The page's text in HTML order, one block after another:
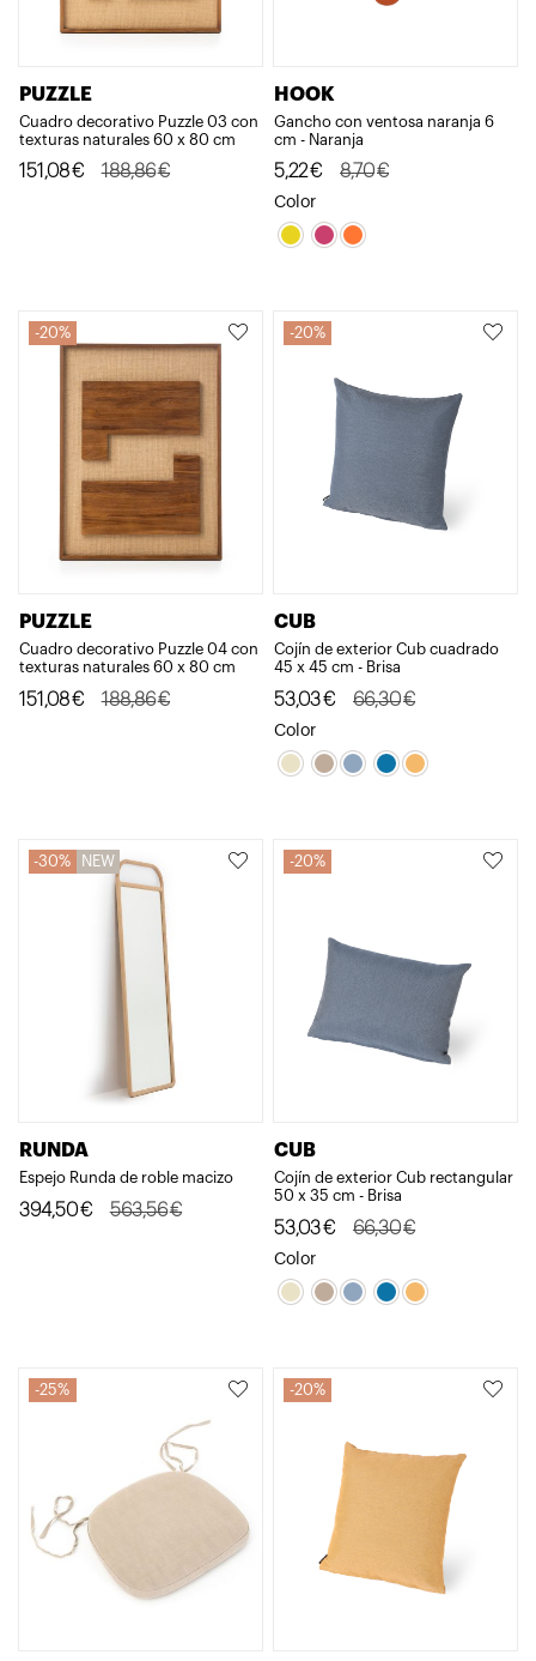
PUZZLE
Cuadro decorativo Puzzle 03 con
texturas naturales 60 x 80 cm
188,86€
El
151,08€
El
HOOK
Gancho con ventosa naranja 6
cm - Naranja
8,70€
El
precio
original
5,22€
El
precio
actual
Color
20%
PUZZLE
Cuadro decorativo Puzzle 04 con
texturas naturales 60 x 80 cm
188,86€
El
151,08€
El
20%
CUB
Cojín de exterior Cub cuadrado
45 x 45 cm - Brisa
66,30€
El
precio
original
53,03€
El
precio
actual
Color
30% NEW
RUNDA
Espejo Runda de roble macizo
563,56€
El
394,50€
El
20%
CUB
Cojín de exterior Cub rectangular
50 x 35 cm - Brisa
66,30€
El
precio
original
53,03€
El
precio
actual
Color
25% 20%